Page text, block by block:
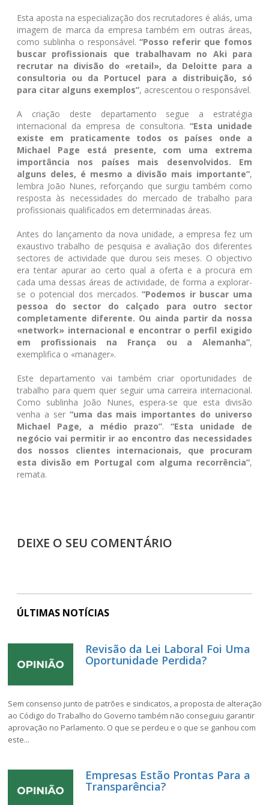
Esta aposta na especialização dos recrutadores é aliás, uma
imagem de marca da empresa também em outras áreas,
como sublinha o responsável.“Posso referir que fomos
buscar profissionais que trabalhavam no Aki para
recrutar na divisão do «retail», da Deloitte para a
consultoria ou da Portucel para a distribuição, só
para citar alguns exemplos”, acrescentou o responsável.
A criação deste departamento segue a estratégia
internacional da empresa de consultoria. “Esta unidade
existe em praticamente todos os países onde a
Michael Page está presente, com uma extrema
importância nos países mais desenvolvidos. Em
alguns deles, é mesmo a divisão mais importante”,
lembra João Nunes, reforçando que surgiu também como
resposta às necessidades do mercado de trabalho para
profissionais qualificados em determinadas áreas.
Antes do lançamento da nova unidade, a empresa fez um
exaustivo trabalho de pesquisa e avaliação dos diferentes
sectores de actividade que durou seis meses. O objectivo
era tentar apurar ao certo qual a oferta e a procura em
cada uma dessas áreas de actividade, de forma a explorar-
se o potencial dos mercados.“Podemos ir buscar uma
pessoa do sector do calçado para outro sector
completamente diferente. Ou ainda partir da nossa
«network» internacional e encontrar o perfil exigido
em profissionais na França ou a Alemanha”,
exemplifica o «manager».
Este departamento vai também criar oportunidades de
trabalho para quem quer seguir uma carreira internacional.
Como sublinha João Nunes, espera-se que esta divisão
venha a ser “uma das mais importantes do universo
Michael Page, a médio prazo”. “Esta unidade de
negócio vai permitir ir ao encontro das necessidades
dos nossos clientes internacionais, que procuram
esta divisão em Portugal com alguma recorrência”,
remata.
DEIXE O SEU COMENTÁRIO
ÚLTIMAS NOTÍCIAS
Revisão da Lei Laboral Foi Uma
Oportunidade Perdida?
Sem consenso junto de patrões e sindicatos, a proposta de alteração
ao Código do Trabalho do Governo também não conseguiu garantir
aprovação no Parlamento. O que se perdeu e o que se ganhou com
este...
Empresas Estão Prontas Para a
Transparência?